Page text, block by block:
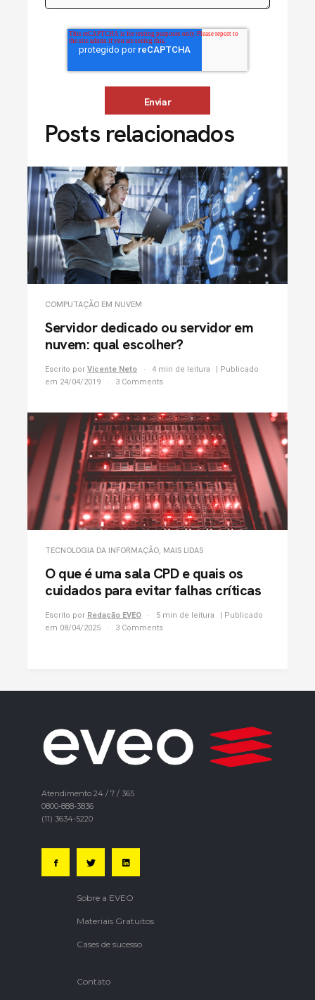
Posts relacionados
COMPUTAÇÃO EM NUVEM
Servidor dedicado ou servidor em
nuvem: qual escolher?
Escrito por Vicente Neto 4 min de leitura
| Publicado
em 24/04/2019
3 Comments
TECNOLOGIA DA INFORMAÇÃO, MAIS LIDAS
O que é uma sala CPD e quais os
cuidados para evitar falhas críticas
Escrito por Redação EVEO 5 min de leitura
| Publicado
em 08/04/2025
3 Comments
Atendimento 24 / 7 / 365
0800-888-3836
(11) 3634-5220
Sobre a EVEO
Materiais Gratuitos
Cases de sucesso
Contato